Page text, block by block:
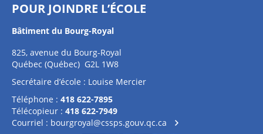
POUR JOINDRE L’ÉCOLE
Bâtiment du Bourg-Royal
825, avenue du Bourg-Royal
Québec (Québec) G2L 1W8
Secrétaire d’école : Louise Mercier
Téléphone : 418 622-7895
Télécopieur : 418 622-7949
Courriel : bourgroyal@cssps.gouv.qc.ca